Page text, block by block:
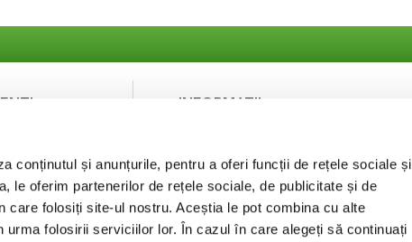
conținutul și anunțurile, pentru a oferi funcții de rețele sociale și
le oferim partenerilor de rețele sociale, de publicitate și de
care folosiți site-ul nostru. Aceștia le pot combina cu alte
folosirii serviciilor lor. În cazul în care alegeți să continuați
INFORMATII
Termeni si Conditii
Politica de Confidentialitate
Puncte de fidelizare
FAQ